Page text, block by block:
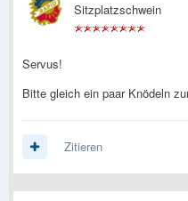
Sitzplatzschwein
Servus!
Bitte gleich ein paar Knödeln
Zitieren